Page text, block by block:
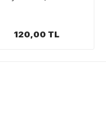
120,00 TL